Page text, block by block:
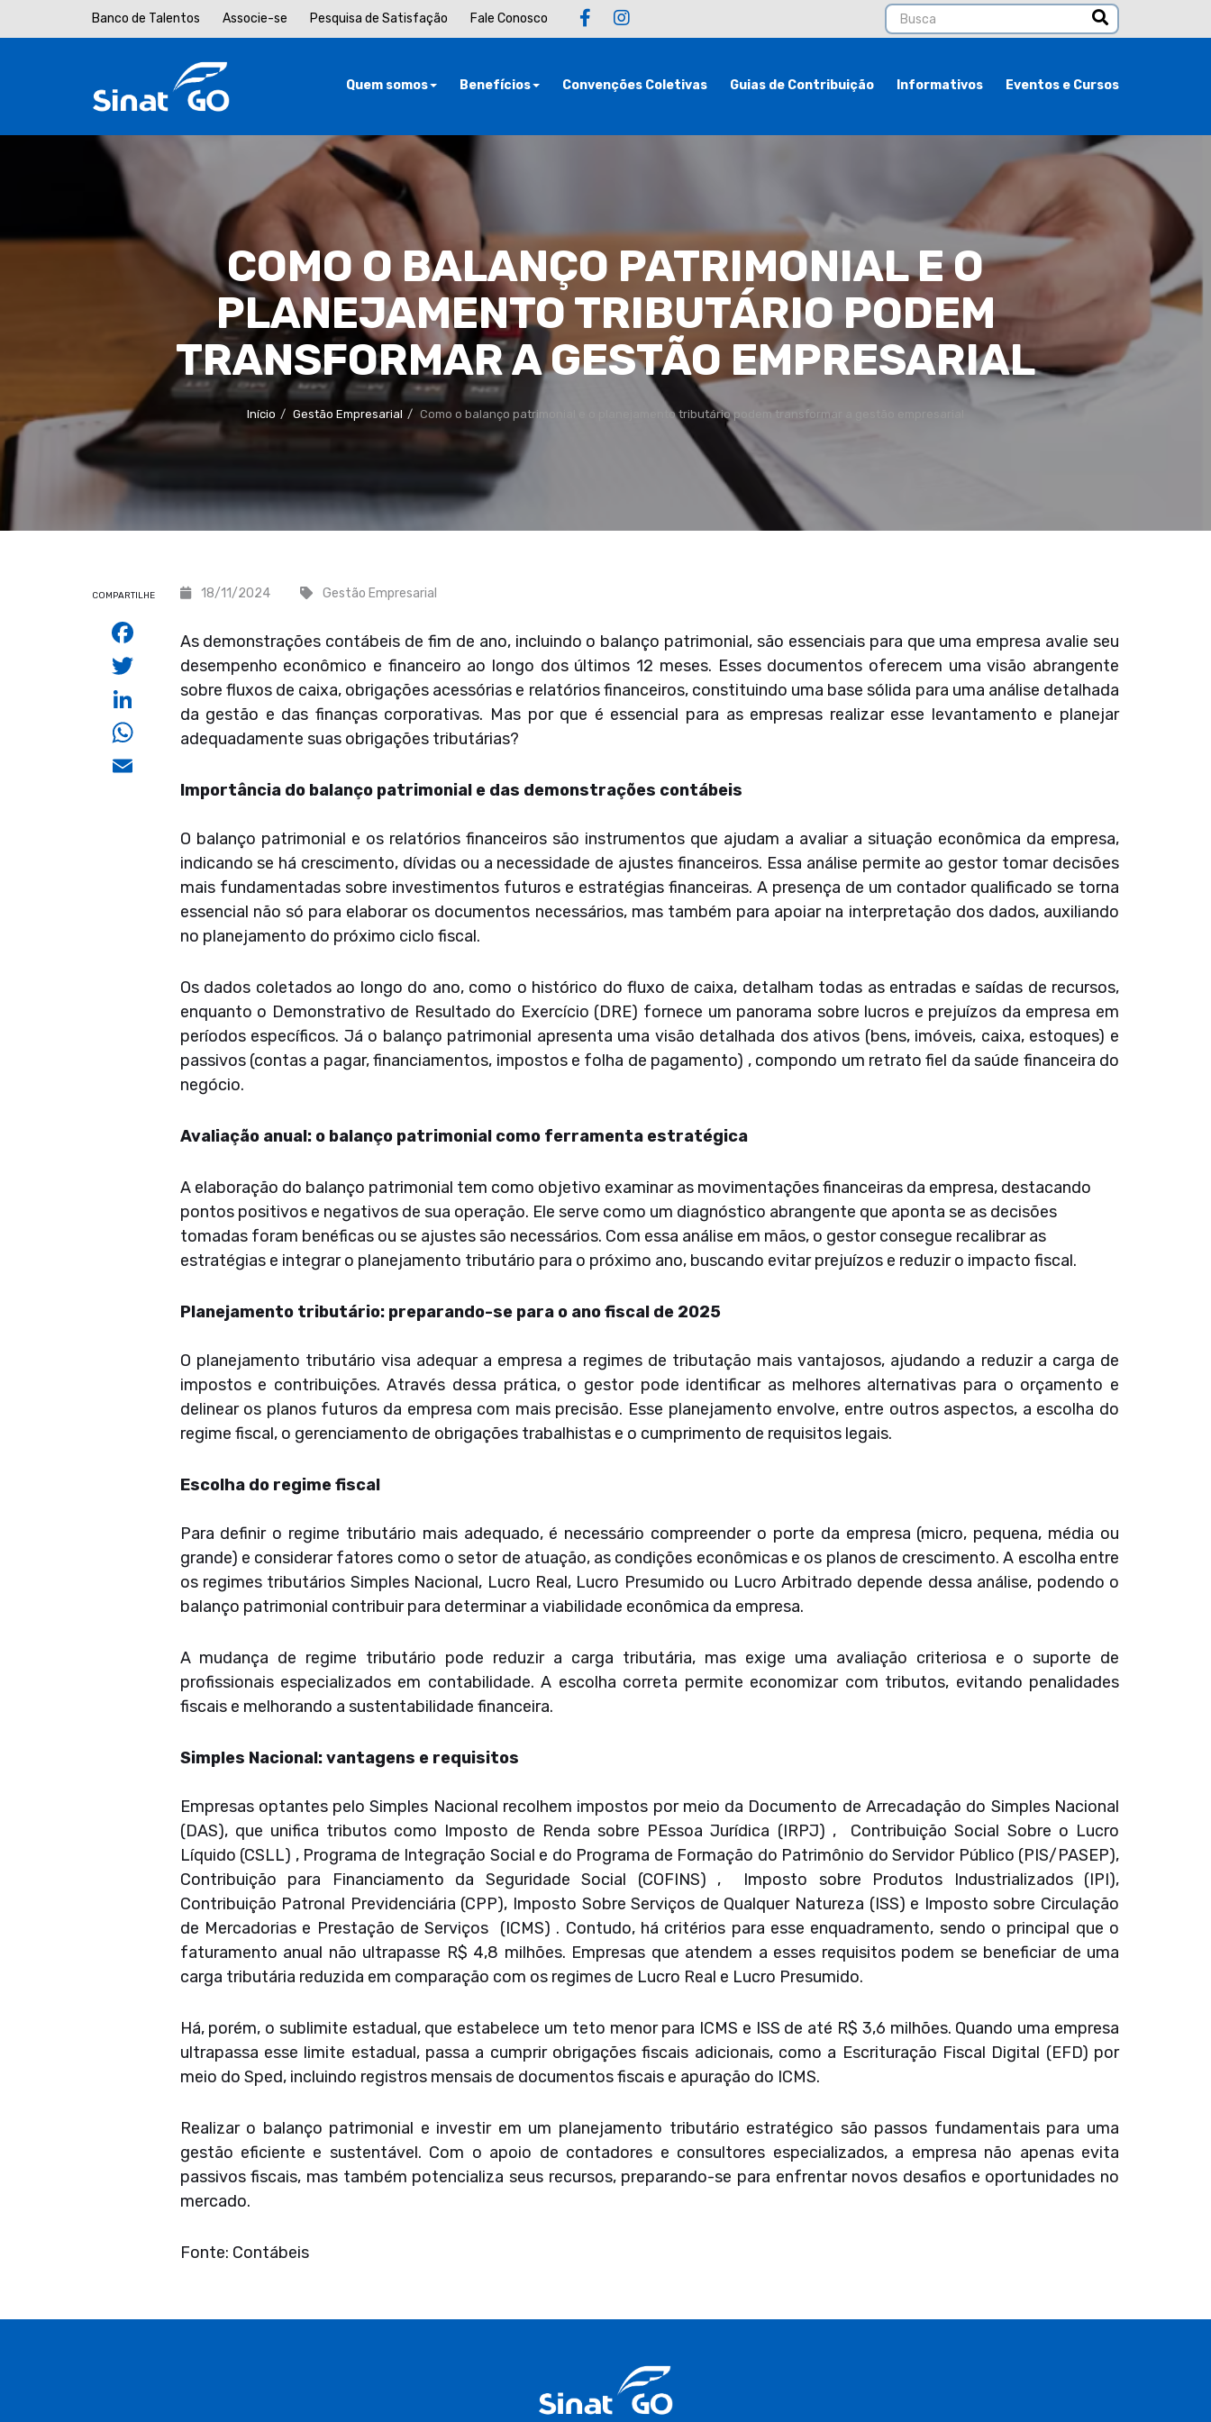
Banco de Talentos Associe-se Pesquisa de Satisfação Fale Conosco
Quem somos Benefícios Convenções Coletivas Guias de Contribuição Informativos Eventos e Cursos
COMO O BALANÇO PATRIMONIAL E O
PLANEJAMENTO TRIBUTÁRIO PODEM
TRANSFORMAR A GESTÃO EMPRESARIAL
Início Gestão Empresarial Como o balanço patrimonial e o planejamento tributário podem transformar a gestão empresarial
18/11/2024 Gestão Empresarial
As demonstrações contábeis de fim de ano, incluindo o balanço patrimonial, são essenciais para que uma empresa avalie seu
desempenho econômico e financeiro ao longo dos últimos 12 meses. Esses documentos oferecem uma visão abrangente
sobre fluxos de caixa, obrigações acessórias e relatórios financeiros, constituindo uma base sólida para uma análise detalhada
da gestão e das finanças corporativas. Mas por que é essencial para as empresas realizar esse levantamento e planejar
adequadamente suas obrigações tributárias?
Importância do balanço patrimonial e das demonstrações contábeis
O balanço patrimonial e os relatórios financeiros são instrumentos que ajudam a avaliar a situação econômica da empresa,
indicando se há crescimento, dívidas ou a necessidade de ajustes financeiros. Essa análise permite ao gestor tomar decisões
mais fundamentadas sobre investimentos futuros e estratégias financeiras. A presença de um contador qualificado se torna
essencial não só para elaborar os documentos necessários, mas também para apoiar na interpretação dos dados, auxiliando
no planejamento do próximo ciclo fiscal.
Os dados coletados ao longo do ano, como o histórico do fluxo de caixa, detalham todas as entradas e saídas de recursos,
enquanto o Demonstrativo de Resultado do Exercício (DRE) fornece um panorama sobre lucros e prejuízos da empresa em
períodos específicos. Já o balanço patrimonial apresenta uma visão detalhada dos ativos (bens, imóveis, caixa, estoques) e
passivos (contas a pagar, financiamentos, impostos e folha de pagamento) , compondo um retrato fiel da saúde financeira do
negócio.
Avaliação anual: o balanço patrimonial como ferramenta estratégica
A elaboração do balanço patrimonial tem como objetivo examinar as movimentações financeiras da empresa, destacando
pontos positivos e negativos de sua operação. Ele serve como um diagnóstico abrangente que aponta se as decisões
tomadas foram benéficas ou se ajustes são necessários. Com essa análise em mãos, o gestor consegue recalibrar as
estratégias e integrar o planejamento tributário para o próximo ano, buscando evitar prejuízos e reduzir o impacto fiscal.
Planejamento tributário: preparando-se para o ano fiscal de 2025
O planejamento tributário visa adequar a empresa a regimes de tributação mais vantajosos, ajudando a reduzir a carga de
impostos e contribuições. Através dessa prática, o gestor pode identificar as melhores alternativas para o orçamento e
delinear os planos futuros da empresa com mais precisão. Esse planejamento envolve, entre outros aspectos, a escolha do
regime fiscal, o gerenciamento de obrigações trabalhistas e o cumprimento de requisitos legais.
Escolha do regime fiscal
Para definir o regime tributário mais adequado, é necessário compreender o porte da empresa (micro, pequena, média ou
grande) e considerar fatores como o setor de atuação, as condições econômicas e os planos de crescimento. A escolha entre
os regimes tributários Simples Nacional, Lucro Real, Lucro Presumido ou Lucro Arbitrado depende dessa análise, podendo o
balanço patrimonial contribuir para determinar a viabilidade econômica da empresa.
A mudança de regime tributário pode reduzir a carga tributária, mas exige uma avaliação criteriosa e o suporte de
profissionais especializados em contabilidade. A escolha correta permite economizar com tributos, evitando penalidades
fiscais e melhorando a sustentabilidade financeira.
Simples Nacional: vantagens e requisitos
Empresas optantes pelo Simples Nacional recolhem impostos por meio da Documento de Arrecadação do Simples Nacional
(DAS), que unifica tributos como Imposto de Renda sobre PEssoa Jurídica (IRPJ) , Contribuição Social Sobre o Lucro
Líquido (CSLL) , Programa de Integração Social e do Programa de Formação do Patrimônio do Servidor Público (PIS/PASEP),
Contribuição para Financiamento da Seguridade Social (COFINS) , Imposto sobre Produtos Industrializados (IPI),
Contribuição Patronal Previdenciária (CPP), Imposto Sobre Serviços de Qualquer Natureza (ISS) e Imposto sobre Circulação
de Mercadorias e Prestação de Serviços (ICMS) . Contudo, há critérios para esse enquadramento, sendo o principal que o
faturamento anual não ultrapasse R$ 4,8 milhões. Empresas que atendem a esses requisitos podem se beneficiar de uma
carga tributária reduzida em comparação com os regimes de Lucro Real e Lucro Presumido.
Há, porém, o sublimite estadual, que estabelece um teto menor para ICMS e ISS de até R$ 3,6 milhões. Quando uma empresa
ultrapassa esse limite estadual, passa a cumprir obrigações fiscais adicionais, como a Escrituração Fiscal Digital (EFD) por
meio do Sped, incluindo registros mensais de documentos fiscais e apuração do ICMS.
Realizar o balanço patrimonial e investir em um planejamento tributário estratégico são passos fundamentais para uma
gestão eficiente e sustentável. Com o apoio de contadores e consultores especializados, a empresa não apenas evita
passivos fiscais, mas também potencializa seus recursos, preparando-se para enfrentar novos desafios e oportunidades no
mercado.
Fonte: Contábeis
COMPARTILHE
Facebook
Twitter
LinkedIn
WhatsApp